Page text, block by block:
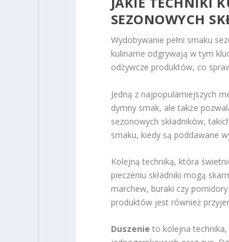
SEZONOWYCH
Wydobywanie pełni smaku
kulinarne odgrywają w tym
odżywcze produktów, co
Jedną z najpopularniejszych
dymny smak, ale także
sezonowych składników,
smaku, kiedy są poddawane
Kolejną techniką, która
pieczeniu składniki mogą
marchew, buraki czy
produktów jest również
Duszenie to kolejna